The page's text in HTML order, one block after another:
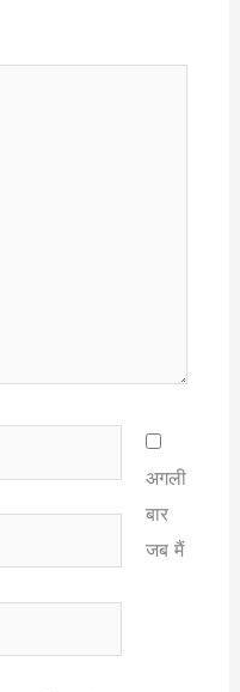
अगली
बार
जब मैं